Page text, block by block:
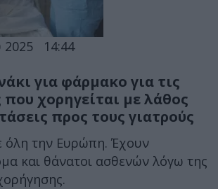
2025 14:44
για φάρμακο για τις
που χορηγείται με λάθος
προς τους γιατρούς
όλη την Ευρώπη. Έχουν
και θάνατοι ασθενών λόγω της